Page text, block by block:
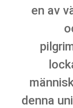
en av
denna